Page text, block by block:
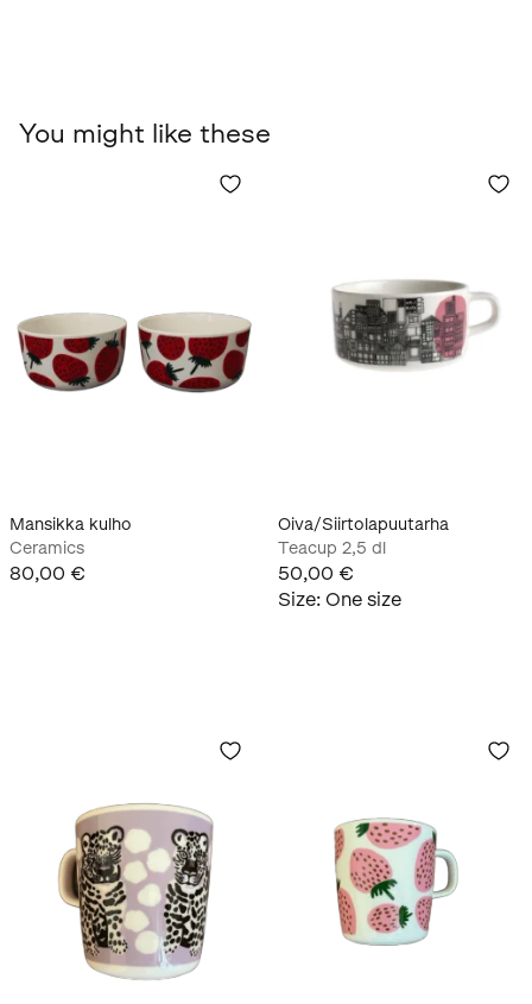
You might like these
Mansikka kulho
Ceramics
80,00 €
Oiva/Siirtolapuutarha
Teacup 2,5 dl
50,00 €
Size: One size